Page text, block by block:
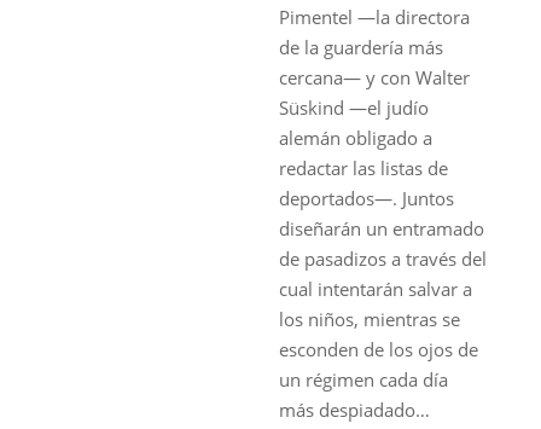
Pimentel —la directora
de la guardería más
cercana— y con Walter
Süskind —el judío
alemán obligado a
redactar las listas de
deportados—. Juntos
diseñarán un entramado
de pasadizos a través del
cual intentarán salvar a
los niños, mientras se
esconden de los ojos de
un régimen cada día
más despiadado…